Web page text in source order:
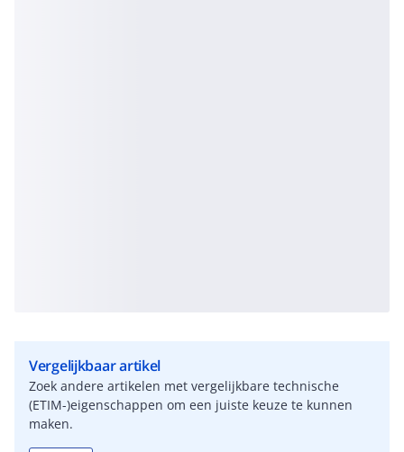
Vergelijkbaar artikel
Zoek andere artikelen met vergelijkbare technische
(ETIM-)eigenschappen om een juiste keuze te kunnen
maken.